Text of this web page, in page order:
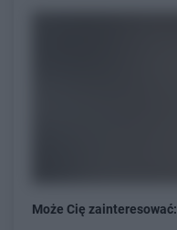
Może Cię zainteresować: